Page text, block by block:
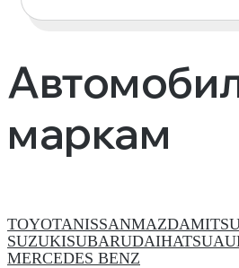
маркам
TOYOTANISSANMAZDA
SUZUKISUBARUDAIHATSU
MERCEDES BENZ